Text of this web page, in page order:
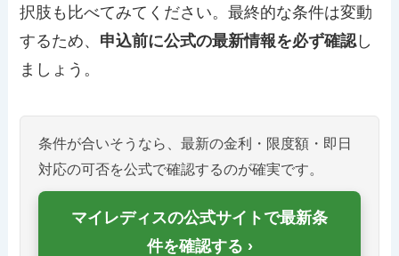
択肢も比べてみてください。最終的な条件は変動
するため、 申込前に公式の最新情報を必ず確認 し
ましょう。
条件が合いそうなら、最新の金利・限度額・即日
対応の可否を公式で確認するのが確実です。
マイレディスの公式サイトで最新条
件を確認する